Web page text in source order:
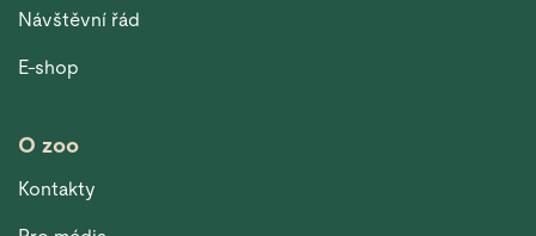
Návštěvní řád
E-shop
O zoo
Kontakty